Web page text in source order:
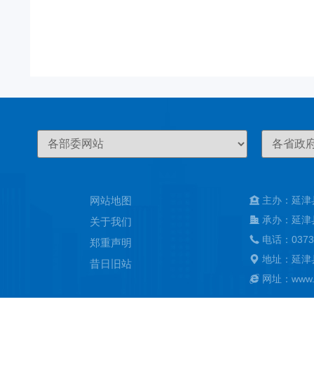
网站地图
关于我们
郑重声明
昔日旧站
主办：延
承办：延
电话：
地址：延
网址：